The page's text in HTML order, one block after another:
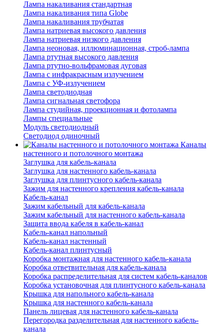
Лампа накаливания стандартная
Лампа накаливания типа Globe
Лампа накаливания трубчатая
Лампа натриевая высокого давления
Лампа натриевая низкого давления
Лампа неоновая, иллюминационная, строб-лампа
Лампа ртутная высокого давления
Лампа ртутно-вольфрамовая дуговая
Лампа с инфракрасным излучением
Лампа с УФ-излучением
Лампа светодиодная
Лампа сигнальная светофора
Лампа студийная, проекционная и фотолампа
Лампы специальные
Модуль светодиодный
Светодиод одиночный
Каналы
настенного и потолочного монтажа
Заглушка для кабель-канала
Заглушка для настенного кабель-канала
Заглушка для плинтусного кабель-канала
Зажим для настенного крепления кабель-канала
Кабель-канал
Зажим кабельный для кабель-канала
Зажим кабельный для настенного кабель-канала
Защита ввода кабеля в кабель-канал
Кабель-канал напольный
Кабель-канал настенный
Кабель-канал плинтусный
Коробка монтажная для настенного кабель-канала
Коробка ответвительная для кабель-канала
Коробка распределительная для систем кабель-каналов
Коробка установочная для плинтусного кабель-канала
Крышка для напольного кабель-канала
Крышка для настенного кабель-канала
Панель лицевая для настенного кабель-канала
Перегородка разделительная для настенного кабель-
канала